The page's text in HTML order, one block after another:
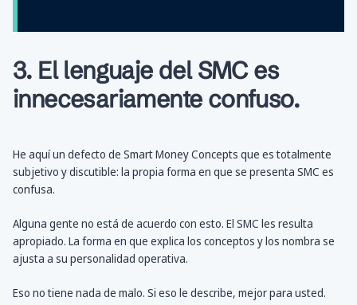
3. El lenguaje del SMC es
innecesariamente confuso.
He aquí un defecto de Smart Money Concepts que es totalmente
subjetivo y discutible: la propia forma en que se presenta SMC es
confusa.
Alguna gente no está de acuerdo con esto. El SMC les resulta
apropiado. La forma en que explica los conceptos y los nombra se
ajusta a su personalidad operativa.
Eso no tiene nada de malo. Si eso le describe, mejor para usted.